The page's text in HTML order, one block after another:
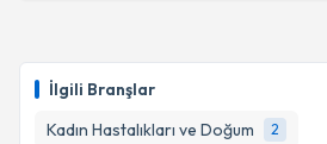
İlgili Branşlar
Kadın Hastalıkları ve Doğum
2